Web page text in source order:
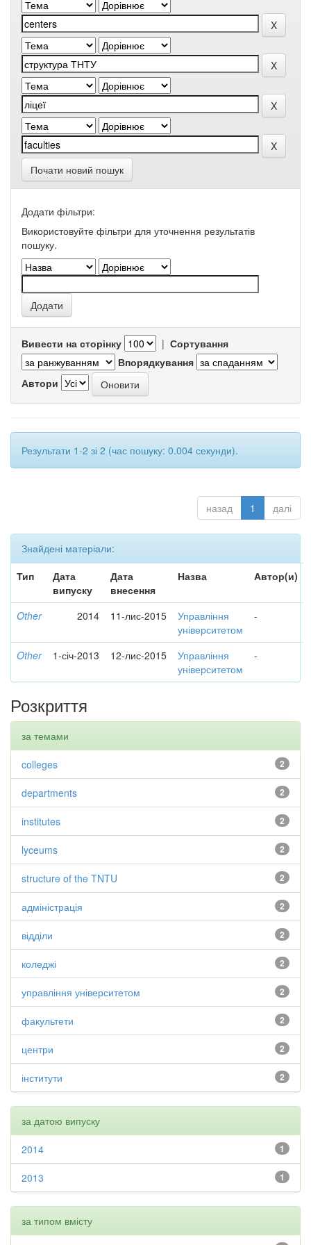
Почати новий пошук
Додати фільтри:
Використовуйте фільтри для уточнення результатів
пошуку.
Вивести на сторінку | Сортування
Впорядкування
Автори
Результати 1-2 зі 2 (час пошуку: 0.004 секунди).
назад 1 далі
Знайдені матеріали:
Тип
Дата
випуску
Дата
внесення
Назва Автор(и)
Other 2014 11-лис-2015
Управління
університетом
-
Other 1-січ-2013 12-лис-2015
Управління
університетом
-
Розкриття
за темами
2
colleges
2
departments
2
institutes
2
lyceums
2
structure of the TNTU
2
адміністрація
2
відділи
2
коледжі
2
управління університетом
2
факультети
2
центри
2
інститути
за датою випуску
1
2014
1
2013
за типом вмісту